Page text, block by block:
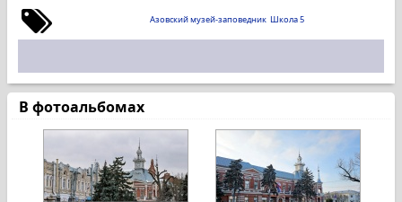
Азовский музей-заповедник Школа 5
В фотоальбомах